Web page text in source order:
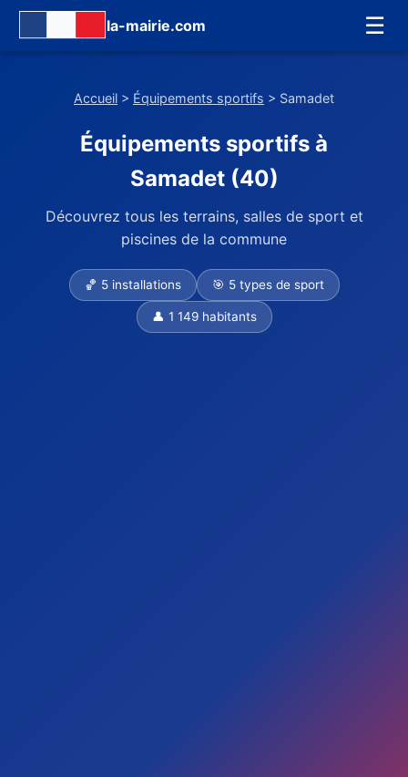
la-mairie.com ☰
Accueil > Équipements sportifs > Samadet
Équipements sportifs à
Samadet (40)
Découvrez tous les terrains, salles de sport et
piscines de la commune
🏀 5 installations 🎯 5 types de sport
👤 1 149 habitants